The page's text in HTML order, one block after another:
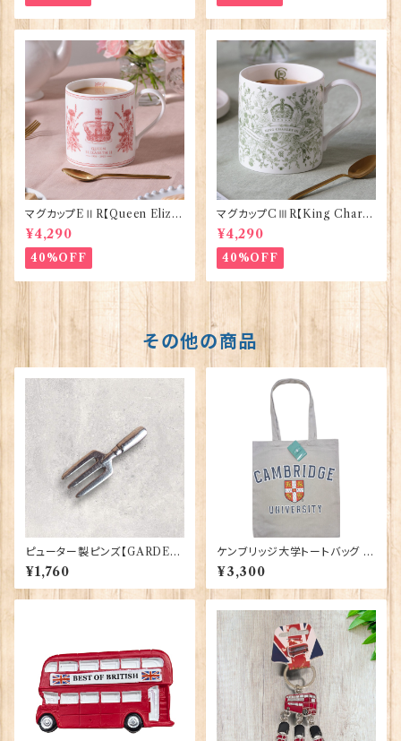
マグカップEⅡR【Queen Eliza
bethⅡ Commemorative】Vi
ctoria Eggs 50126
¥4,290
40%OFF
マグカップCⅢR【King Charle
sⅢ Coronation】Victoria E
ggs 50127
¥4,290
40%OFF
その他の商品
ピューター製ピンズ【GARDEN
ERS FORK】Cadogan 90166
-XWTP167
¥1,760
ケンブリッジ大学トートバッグ El
gate Products 90411
¥3,300